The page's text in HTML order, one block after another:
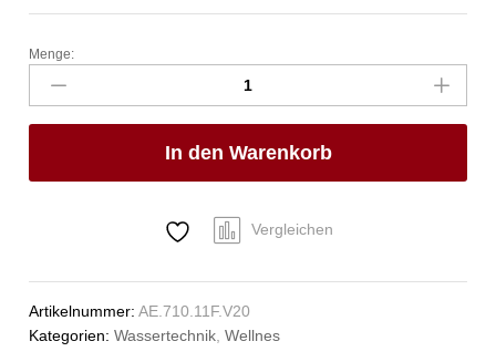
fit
Kneipp'sche
Garnitur
3/4"
27
Anzahl
Menge:
In den Warenkorb
Vergleichen
Artikelnummer:AE.710.11F.V20
Kategorien:Wassertechnik,Wellnes